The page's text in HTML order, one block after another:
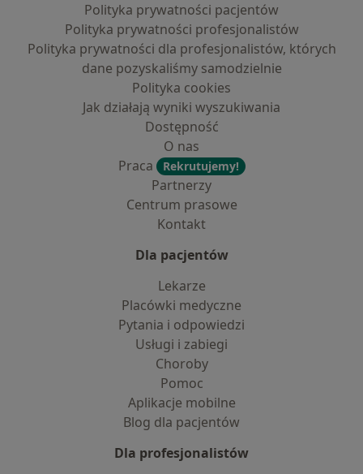
Polityka prywatności pacjentów
Polityka prywatności profesjonalistów
Polityka prywatności dla profesjonalistów, których
dane pozyskaliśmy samodzielnie
Polityka cookies
Jak działają wyniki wyszukiwania
Dostępność
O nas
Praca
Rekrutujemy!
Partnerzy
Centrum prasowe
Kontakt
Dla pacjentów
Lekarze
Placówki medyczne
Pytania i odpowiedzi
Usługi i zabiegi
Choroby
Pomoc
Aplikacje mobilne
Blog dla pacjentów
Dla profesjonalistów